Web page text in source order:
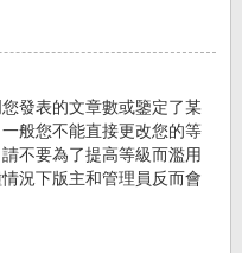
發表的文章數或鑒定了某
般您不能直接更改您的等
不要為了提高等級而濫用
況下版主和管理員反而會